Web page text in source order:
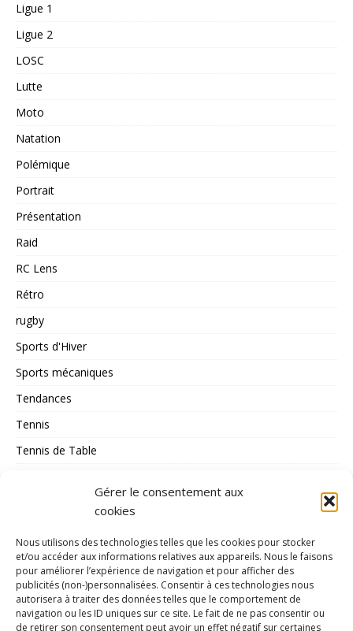
Gérer le consentement aux
cookies
Nous utilisons des technologies telles que les cookies pour stocker
et/ou accéder aux informations relatives aux appareils. Nous le faisons
pour améliorer l’expérience de navigation et pour afficher des
publicités (non-)personnalisées. Consentir à ces technologies nous
autorisera à traiter des données telles que le comportement de
navigation ou les ID uniques sur ce site. Le fait de ne pas consentir ou
de retirer son consentement peut avoir un effet négatif sur certaines
Ligue 1
Ligue 2
LOSC
Lutte
Moto
Natation
Polémique
Portrait
Présentation
Raid
RC Lens
Rétro
rugby
Sports d'Hiver
Sports mécaniques
Tendances
Tennis
Tennis de Table
volley_ball
water-polo
MÉTA